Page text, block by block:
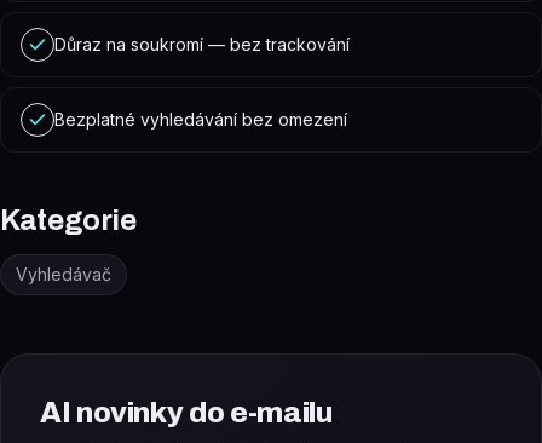
Důraz na soukromí — bez trackování
Bezplatné vyhledávání bez omezení
Kategorie
Vyhledávač
AI novinky do e-mailu